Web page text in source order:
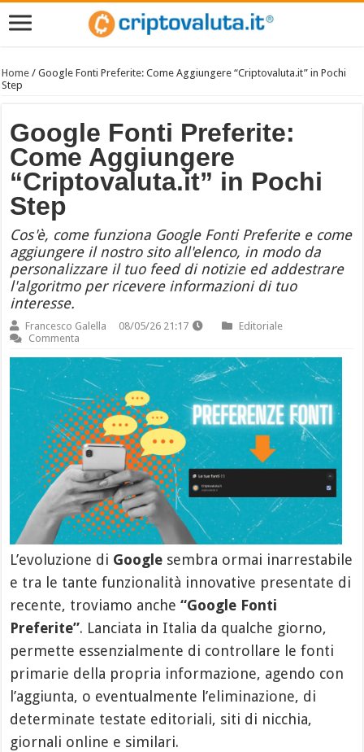
Home /Google Fonti Preferite: Come Aggiungere “Criptovaluta.it” in Pochi
Step
Google Fonti Preferite:
Come Aggiungere
“Criptovaluta.it” in Pochi
Step
Cos'è, come funziona Google Fonti Preferite e come
aggiungere il nostro sito all'elenco, in modo da
personalizzare il tuo feed di notizie ed addestrare
l'algoritmo per ricevere informazioni di tuo
interesse.
Francesco Galella 08/05/26 21:17
Editoriale
Commenta
L’evoluzione di Google sembra ormai inarrestabile
e tra le tante funzionalità innovative presentate di
recente, troviamo anche“Google Fonti
Preferite”. Lanciata in Italia da qualche giorno,
permette essenzialmente di controllare le fonti
primarie della propria informazione, agendo con
l’aggiunta, o eventualmente l’eliminazione, di
determinate testate editoriali, siti di nicchia,
giornali online e similari.